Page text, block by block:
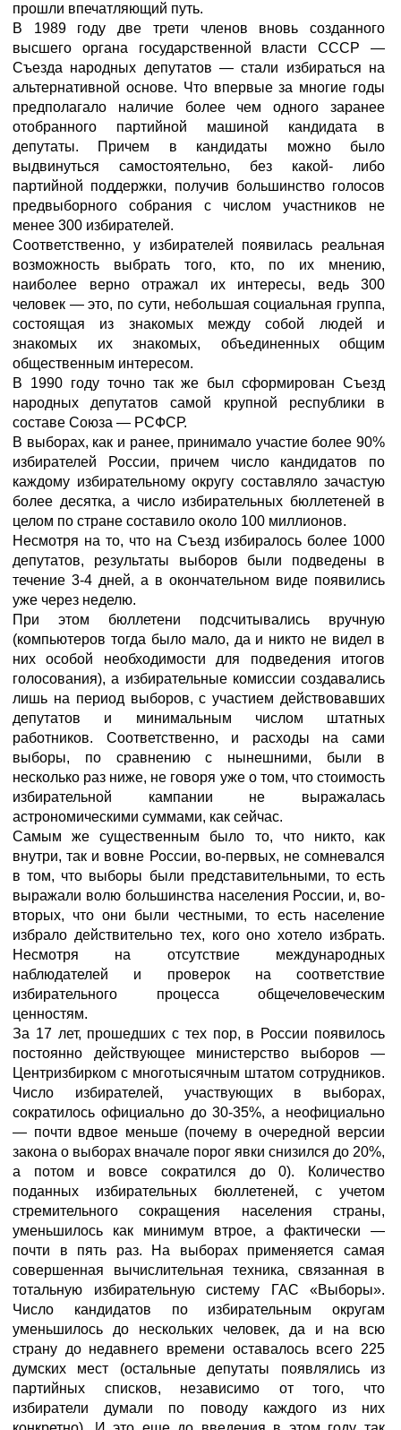
прошли впечатляющий путь.
В 1989 году две трети членов вновь созданного
высшего органа государственной власти СССР —
Съезда народных депутатов — стали избираться на
альтернативной основе. Что впервые за многие годы
предполагало наличие более чем одного заранее
отобранного партийной машиной кандидата в
депутаты. Причем в кандидаты можно было
выдвинуться самостоятельно, без какой- либо
партийной поддержки, получив большинство голосов
предвыборного собрания с числом участников не
менее 300 избирателей.
Соответственно, у избирателей появилась реальная
возможность выбрать того, кто, по их мнению,
наиболее верно отражал их интересы, ведь 300
человек — это, по сути, небольшая социальная группа,
состоящая из знакомых между собой людей и
знакомых их знакомых, объединенных общим
общественным интересом.
В 1990 году точно так же был сформирован Съезд
народных депутатов самой крупной республики в
составе Союза — РСФСР.
В выборах, как и ранее, принимало участие более 90%
избирателей России, причем число кандидатов по
каждому избирательному округу составляло зачастую
более десятка, а число избирательных бюллетеней в
целом по стране составило около 100 миллионов.
Несмотря на то, что на Съезд избиралось более 1000
депутатов, результаты выборов были подведены в
течение 3-4 дней, а в окончательном виде появились
уже через неделю.
При этом бюллетени подсчитывались вручную
(компьютеров тогда было мало, да и никто не видел в
них особой необходимости для подведения итогов
голосования), а избирательные комиссии создавались
лишь на период выборов, с участием действовавших
депутатов и минимальным числом штатных
работников. Соответственно, и расходы на сами
выборы, по сравнению с нынешними, были в
несколько раз ниже, не говоря уже о том, что стоимость
избирательной кампании не выражалась
астрономическими суммами, как сейчас.
Самым же существенным было то, что никто, как
внутри, так и вовне России, во-первых, не сомневался
в том, что выборы были представительными, то есть
выражали волю большинства населения России, и, во-
вторых, что они были честными, то есть население
избрало действительно тех, кого оно хотело избрать.
Несмотря на отсутствие международных
наблюдателей и проверок на соответствие
избирательного процесса общечеловеческим
ценностям.
За 17 лет, прошедших с тех пор, в России появилось
постоянно действующее министерство выборов —
Центризбирком с многотысячным штатом сотрудников.
Число избирателей, участвующих в выборах,
сократилось официально до 30-35%, а неофициально
— почти вдвое меньше (почему в очередной версии
закона о выборах вначале порог явки снизился до 20%,
а потом и вовсе сократился до 0). Количество
поданных избирательных бюллетеней, с учетом
стремительного сокращения населения страны,
уменьшилось как минимум втрое, а фактически —
почти в пять раз. На выборах применяется самая
совершенная вычислительная техника, связанная в
тотальную избирательную систему ГАС «Выборы».
Число кандидатов по избирательным округам
уменьшилось до нескольких человек, да и на всю
страну до недавнего времени оставалось всего 225
думских мест (остальные депутаты появлялись из
партийных списков, независимо от того, что
избиратели думали по поводу каждого из них